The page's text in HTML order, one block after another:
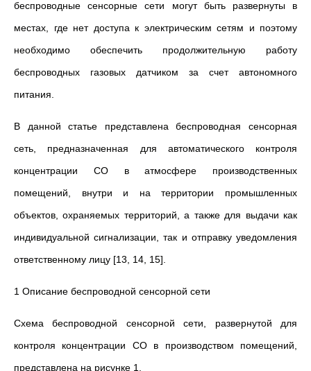
беспроводные сенсорные сети могут быть развернуты в
местах, где нет доступа к электрическим сетям и поэтому
необходимо обеспечить продолжительную работу
беспроводных газовых датчиком за счет автономного
питания.
В данной статье представлена беспроводная сенсорная
сеть, предназначенная для автоматического контроля
концентрации СО в атмосфере производственных
помещений, внутри и на территории промышленных
объектов, охраняемых территорий, а также для выдачи как
индивидуальной сигнализации, так и отправку уведомления
ответственному лицу [13, 14, 15].
1 Описание беспроводной сенсорной сети
Схема беспроводной сенсорной сети, развернутой для
контроля концентрации СО в производством помещений,
представлена на рисунке 1.